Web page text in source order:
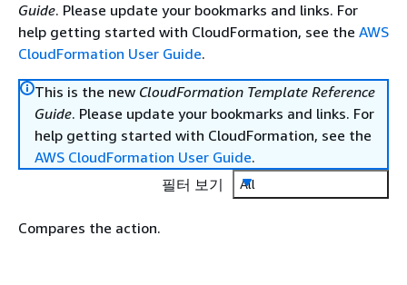
Guide. Please update your bookmarks and links. For
help getting started with CloudFormation, see the AWS
CloudFormation User Guide.
This is the new CloudFormation Template Reference
Guide. Please update your bookmarks and links. For
help getting started with CloudFormation, see the
AWS CloudFormation User Guide.
필터 보기
All
Compares the action.